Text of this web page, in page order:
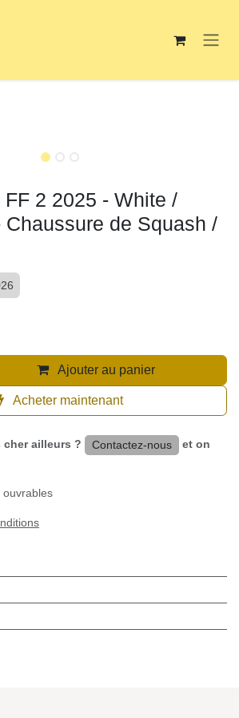
2 2025 - White /
Chaussure de
Ajouter au panier
Acheter maintenant
cher ailleurs ? Contactez-nous et